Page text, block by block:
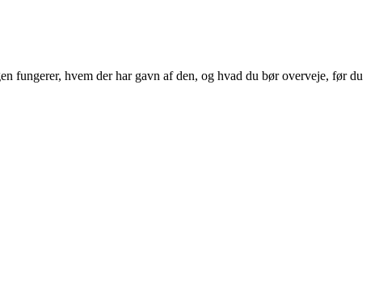
fungerer, hvem der har gavn af den, og hvad du bør overveje, før du